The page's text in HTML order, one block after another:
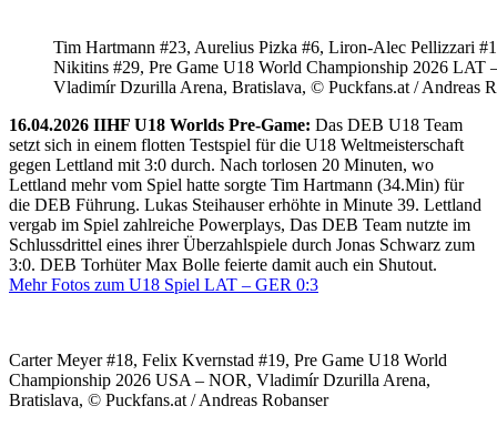
Tim Hartmann #23, Aurelius Pizka #6, Liron-Alec Pellizzari
Nikitins #29, Pre Game U18 World Championship 2026 LAT
Vladimír Dzurilla Arena, Bratislava, © Puckfans.at / Andreas
16.04.2026 IIHF U18 Worlds Pre-Game: Das DEB U18 Team
setzt sich in einem flotten Testspiel für die U18 Weltmeisterschaft
gegen Lettland mit 3:0 durch. Nach torlosen 20 Minuten, wo
Lettland mehr vom Spiel hatte sorgte Tim Hartmann (34.Min) für
die DEB Führung. Lukas Steihauser erhöhte in Minute 39. Lettland
vergab im Spiel zahlreiche Powerplays, Das DEB Team nutzte im
Schlussdrittel eines ihrer Überzahlspiele durch Jonas Schwarz zum
3:0. DEB Torhüter Max Bolle feierte damit auch ein Shutout.
Mehr Fotos zum U18 Spiel LAT – GER 0:3
Carter Meyer #18, Felix Kvernstad #19, Pre Game U18 World
Championship 2026 USA – NOR, Vladimír Dzurilla Arena,
Bratislava, © Puckfans.at / Andreas Robanser